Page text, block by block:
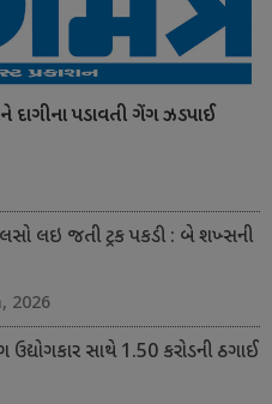
દાગીના પડાવતી ગેંગ ઝડપાઈ
લઇ જતી ટ્રક પકડી : બે શખ્સની
2026
ઉદ્યોગકાર સાથે 1.50 કરોડની ઠગાઈ